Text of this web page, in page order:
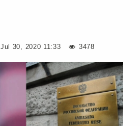
Jul 30, 2020 11:33 3478